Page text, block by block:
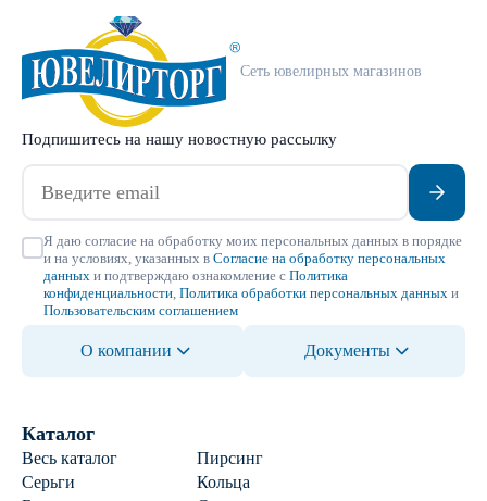
Сеть ювелирных магазинов
Подпишитесь на нашу новостную рассылку
Я даю согласие на обработку моих персональных данных в порядке
и на условиях, указанных в Согласие на обработку персональных
данных и подтверждаю ознакомление с Политика
конфиденциальности Политика обработки персональных данных и
Пользовательским соглашением
О компании Документы
Каталог
Весь каталог
Пирсинг
Серьги
Кольца